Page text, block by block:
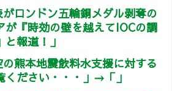
ロンドン五輪銅メダル剥奪の
が『時効の壁を越えてIOCの調
報道！」
熊本地震飲料水支援に対する
ください・・・」→「」